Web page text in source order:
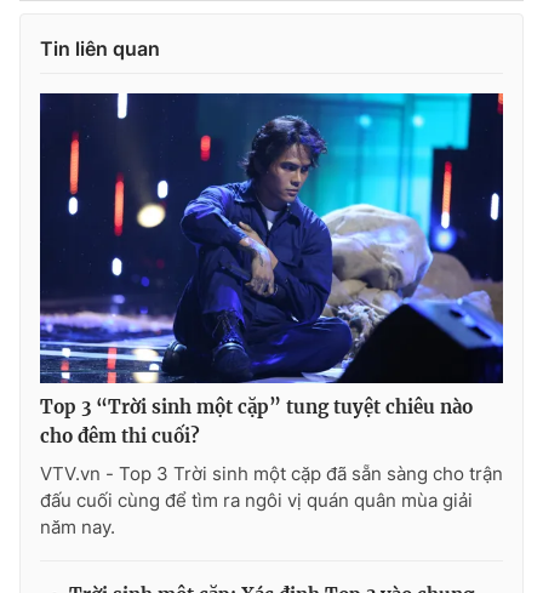
Tin liên quan
Top 3 “Trời sinh một cặp” tung tuyệt chiêu nào
cho đêm thi cuối?
VTV.vn - Top 3 Trời sinh một cặp đã sẵn sàng cho trận
đấu cuối cùng để tìm ra ngôi vị quán quân mùa giải
năm nay.